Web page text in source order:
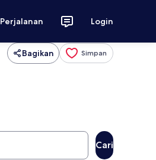
Perjalanan Login
Bagikan Simpan
Cari